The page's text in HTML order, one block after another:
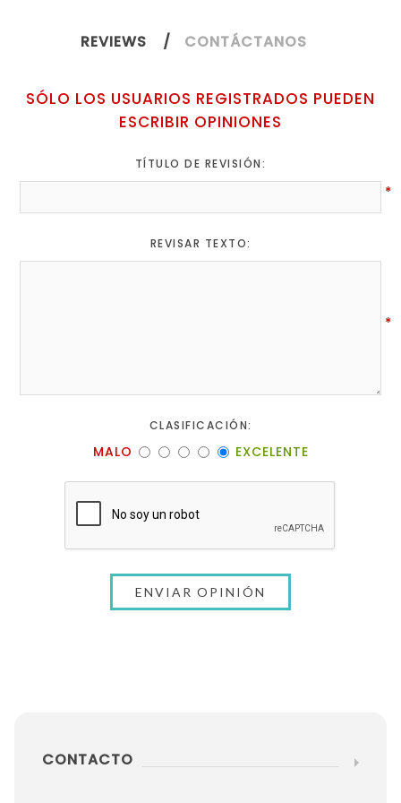
REVIEWS CONTÁCTANOS
SÓLO LOS USUARIOS REGISTRADOS PUEDEN
ESCRIBIR OPINIONES
TÍTULO DE REVISIÓN:
*
REVISAR TEXTO:
*
CLASIFICACIÓN:
MALO EXCELENTE
CONTACTO